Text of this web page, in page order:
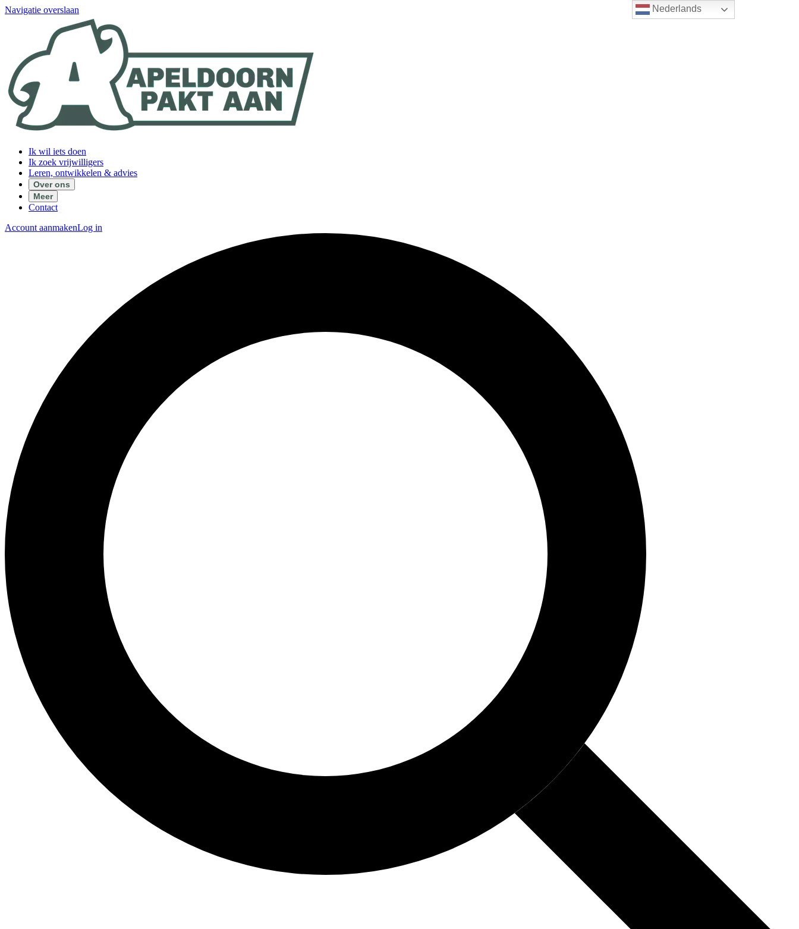
Nederlands
Navigatie overslaan
Ik wil iets doen
Ik zoek vrijwilligers
Leren, ontwikkelen & advies
Over ons
Meer
Contact
Account aanmakenLog in